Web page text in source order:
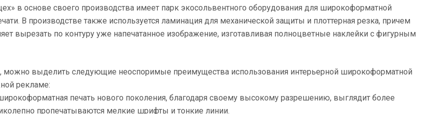
в основе своего производства имеет парк экосольвентного оборудования для широкоформатной
В производстве также используется ламинация для механической защиты и плоттерная резка, причем
вырезать по контуру уже напечатанное изображение, изготавливая полноцветные наклейки с фигурным
можно выделить следующие неоспоримые преимущества использования интерьерной широкоформатной
рекламе:
печать нового поколения, благодаря своему высокому разрешению, выглядит более
пропечатываются мелкие шрифты и тонкие линии.